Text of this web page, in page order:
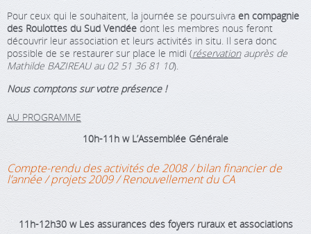
Pour ceux qui le souhaitent, la journée se poursuivra en compagnie
des Roulottes du Sud Vendée dont les membres nous feront
découvrir leur association et leurs activités in situ. Il sera donc
possible de se restaurer sur place le midi (réservationauprès de
Mathilde BAZIREAU au 02 51 36 81 10).
Nous comptons sur votre présence !
AU PROGRAMME
10h-11h wL’Assemblée Générale
Compte-rendu des activités de 2008 / bilan financier de
l’année / projets 2009 / Renouvellement du CA
11h-12h30 wLes assurances des foyers ruraux et associations